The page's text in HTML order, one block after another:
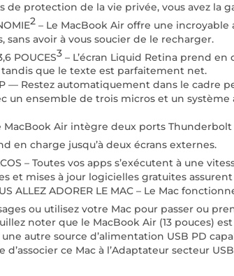
protection de la vie privée, vous avez la
2 – Le MacBook Air offre une
sans avoir à vous soucier de le recharger.
POUCES3 – L’écran Liquid Retina prend
que le texte est parfaitement net.
MP — Restez automatiquement dans le
un ensemble de trois micros et un
MacBook Air intègre deux ports
en charge jusqu’à deux écrans externes.
– Toutes vos apps s’exécutent à une
et mises à jour logicielles gratuites
ALLEZ ADORER LE MAC – Le Mac
ou utilisez votre Mac pour passer ou
noter que le MacBook Air (13
autre source d’alimentation USB PD
ce Mac à l’Adaptateur secteur